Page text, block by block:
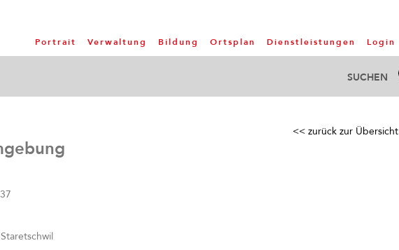
Portrait Verwaltung Bildung Ortsplan Dienstleistungen Login
<< zurück zur Übersicht